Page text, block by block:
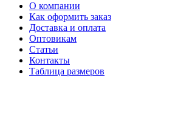
О компании
Как оформить заказ
Доставка и оплата
Оптовикам
Статьи
Контакты
Таблица размеров